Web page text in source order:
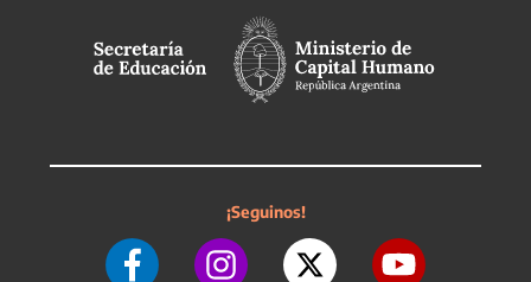
¡Seguinos!